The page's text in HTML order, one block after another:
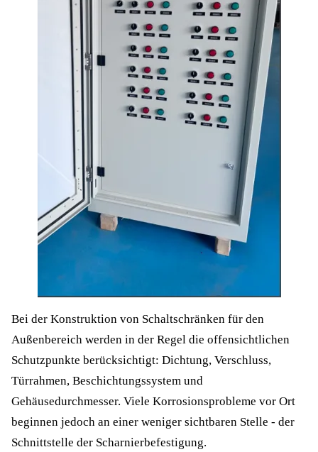
Bei der Konstruktion von Schaltschränken für den
Außenbereich werden in der Regel die offensichtlichen
Schutzpunkte berücksichtigt: Dichtung, Verschluss,
Türrahmen, Beschichtungssystem und
Gehäusedurchmesser. Viele Korrosionsprobleme vor Ort
beginnen jedoch an einer weniger sichtbaren Stelle - der
Schnittstelle der Scharnierbefestigung.